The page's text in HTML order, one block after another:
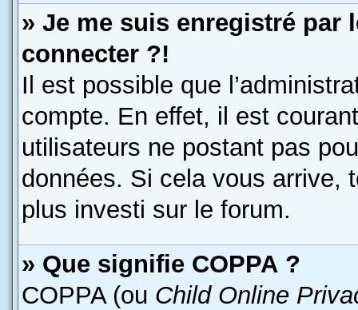
» Je me suis enregistré par
connecter ?!
Il est possible que
compte. En effet, il est
utilisateurs ne postant pas
données. Si cela vous arrive,
plus investi sur le forum.
» Que signifie COPPA ?
COPPA (ou Child Online